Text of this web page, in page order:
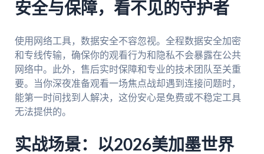
安全与保障，看不见的守护者
使用网络工具，数据安全不容忽视。全程数据安全加密
和专线传输，确保你的观看行为和隐私不会暴露在公共
网络中。此外，售后实时保障和专业的技术团队至关重
要。当你深夜准备观看一场焦点战却遇到连接问题时，
能第一时间找到人解决，这份安心是免费或不稳定工具
无法提供的。
实战场景：以2026美加墨世界